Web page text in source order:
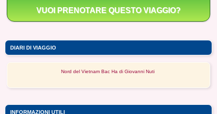
VUOI PRENOTARE QUESTO VIAGGIO?
DIARI DI VIAGGIO
Nord del Vietnam Bac Ha di Giovanni Nuti
INFORMAZIONI UTILI